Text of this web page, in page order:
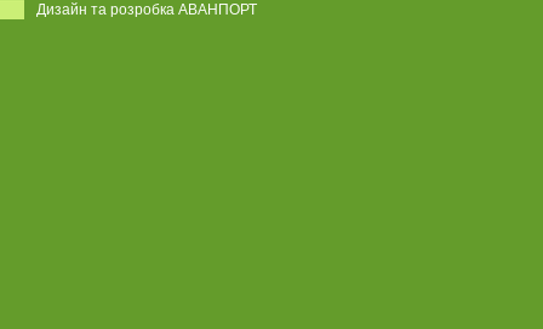
Дизайн та розробка АВАНПОРТ